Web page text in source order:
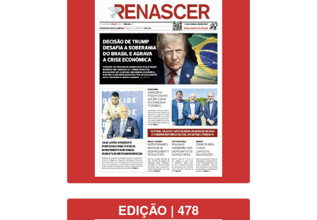
EDIÇÃO | 478